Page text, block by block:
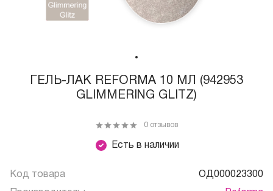
ГЕЛЬ-ЛАК REFORMA 10 МЛ (942953
GLIMMERING GLITZ)
Есть в наличии
0 отзывов
Код товара ОД000023300